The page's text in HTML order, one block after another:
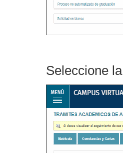
Seleccione la